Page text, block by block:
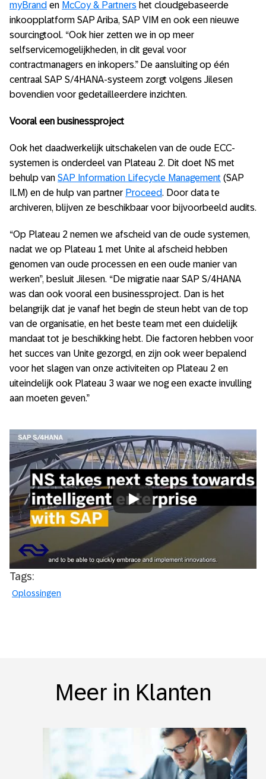
myBrand en McCoy & Partners het cloudgebaseerde
inkoopplatform SAP Ariba, SAP VIM en ook een nieuwe
sourcingtool. “Ook hier zetten we in op meer
selfservicemogelijkheden, in dit geval voor
contractmanagers en inkopers.” De aansluiting op één
centraal SAP S/4HANA-systeem zorgt volgens Jilesen
bovendien voor gedetailleerdere inzichten.
Vooral een businessproject
Ook het daadwerkelijk uitschakelen van de oude ECC-
systemen is onderdeel van Plateau 2. Dit doet NS met
behulp van SAP Information Lifecycle Management (SAP
ILM) en de hulp van partner Proceed. Door data te
archiveren, blijven ze beschikbaar voor bijvoorbeeld audits.
“Op Plateau 2 nemen we afscheid van de oude systemen,
nadat we op Plateau 1 met Unite al afscheid hebben
genomen van oude processen en een oude manier van
werken”, besluit Jilesen. “De migratie naar SAP S/4HANA
was dan ook vooral een businessproject. Dan is het
belangrijk dat je vanaf het begin de steun hebt van de top
van de organisatie, en het beste team met een duidelijk
mandaat tot je beschikking hebt. Die factoren hebben voor
het succes van Unite gezorgd, en zijn ook weer bepalend
voor het slagen van onze activiteiten op Plateau 2 en
uiteindelijk ook Plateau 3 waar we nog een exacte invulling
aan moeten geven.”
Always allow YouTube
Tags:
Oplossingen
Meer in Klanten